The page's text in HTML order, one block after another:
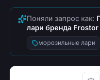
Поняли запрос как:
лари бренда Frostor
морозильные лари